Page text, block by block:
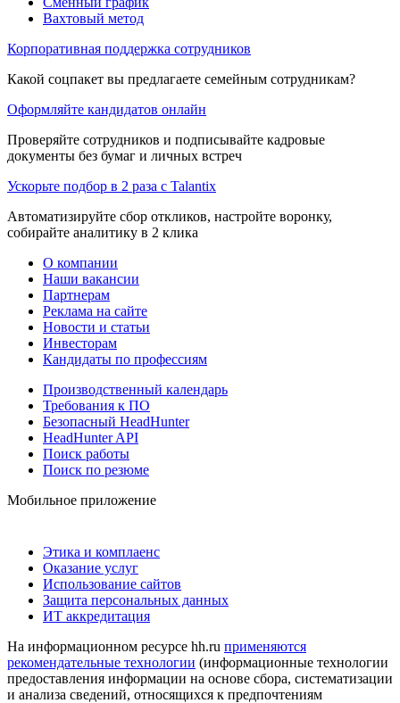
Вахтовый метод
Корпоративная поддержка сотрудников
Какой соцпакет вы предлагаете семейным сотрудникам?
Оформляйте кандидатов онлайн
Проверяйте сотрудников и подписывайте кадровые
документы без бумаг и личных встреч
Ускорьте подбор в 2 раза с Talantix
Автоматизируйте сбор откликов, настройте воронку,
собирайте аналитику в 2 клика
О компании
Наши вакансии
Партнерам
Реклама на сайте
Новости и статьи
Инвесторам
Кандидаты по профессиям
Производственный календарь
Требования к ПО
Безопасный HeadHunter
HeadHunter API
Поиск работы
Поиск по резюме
Мобильное приложение
Этика и комплаенс
Оказание услуг
Использование сайтов
Защита персональных данных
ИТ аккредитация
На информационном ресурсе hh.ru применяются
рекомендательные технологии (информационные технологии
предоставления информации на основе сбора, систематизации
и анализа сведений, относящихся к предпочтениям